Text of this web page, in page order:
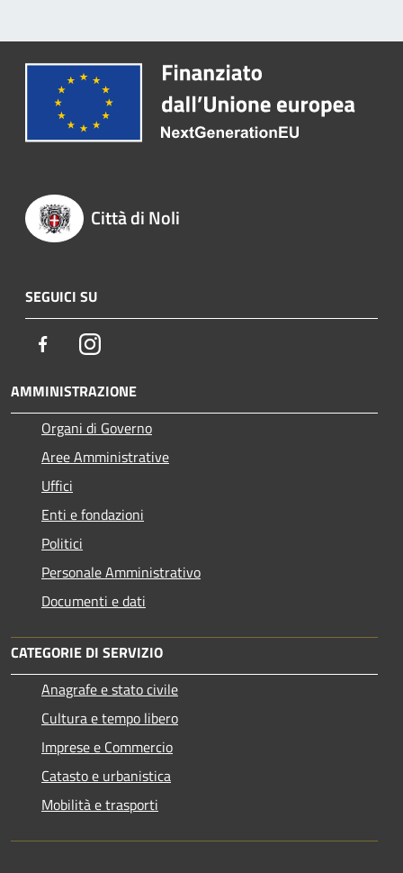
Città di Noli
SEGUICI SU
FacebookInstagram
AMMINISTRAZIONE
Organi di Governo
Aree Amministrative
Uffici
Enti e fondazioni
Politici
Personale Amministrativo
Documenti e dati
CATEGORIE DI SERVIZIO
Anagrafe e stato civile
Cultura e tempo libero
Imprese e Commercio
Catasto e urbanistica
Mobilità e trasporti